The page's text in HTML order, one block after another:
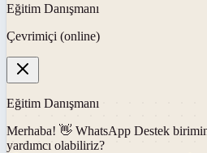
Eğitim Danışmanı
Çevrimiçi (online)
Eğitim Danışmanı
Merhaba! 👋 WhatsApp Destek
yardımcı olabiliriz?